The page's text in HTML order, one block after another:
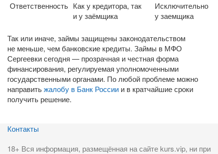
Ответственность Как у кредитора, так
и у заёмщика
Исключительно
у заемщика
Так или иначе, займы защищены законодательством
не меньше, чем банковские кредиты. Займы в МФО
Сергеевки сегодня — прозрачная и честная форма
финансирования, регулируемая уполномоченными
государственными органами. По любой проблеме можно
направитьжалобу в Банк России и в кратчайшие сроки
получить решение.
Контакты
18+ Вся информация, размещённая на сайте kurs.vip, ни при